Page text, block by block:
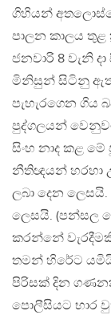
ගිහියන්
පාලන කාලය තුළ
ජනවාරි 8 වැනි
මිනිසුන් සිටිනු
පැහැරගෙන ගිය
පුද්ගලයන්
සිංහ නාද කළ මේ
නීතිඥයන් හරහා
ලබා දෙන
ලෙසයි. (පන්සල
කරන්නේ
තමන් හිරේට
පිරිසක් දින
පොලීසියට භාර